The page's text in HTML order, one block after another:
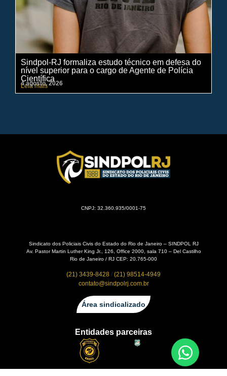
Sindpol-RJ formaliza estudo técnico em defesa do
nível superior para o cargo de Agente de Polícia
Científica
Leia mais
4 agosto, 2026
CNPJ: 32.360.935/0001-75
Sindicato dos Policiais Civis do Estado do Rio de Janeiro – SINDPOL RJ
Av. Pastor Martin Luther King Jr., 126, Office 2000, sala 710 – Del Castilho
Rio de Janeiro / RJ CEP: 20.765-000
(21) 3439-8428 / (21) 98514-4949
contato@sindpolrj.com.br
Área sindicalizado
Entidades parceiras